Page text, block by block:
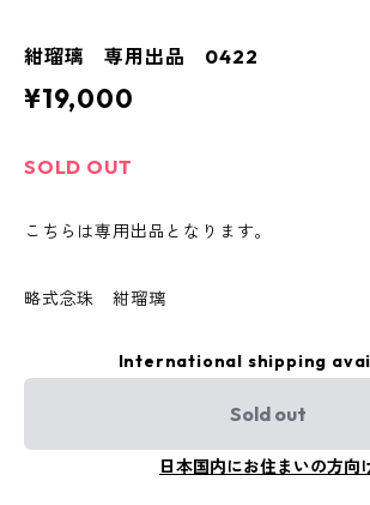
紺瑠璃 専用出品 0422
¥19,000
SOLD OUT
こちらは専用出品となります。
略式念珠 紺瑠璃
International shipping
Sold out
日本国内にお住まいの方向